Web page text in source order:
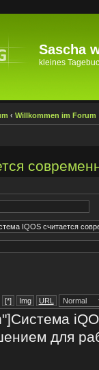
Sascha
kleines
‹ Willkommen im Forum